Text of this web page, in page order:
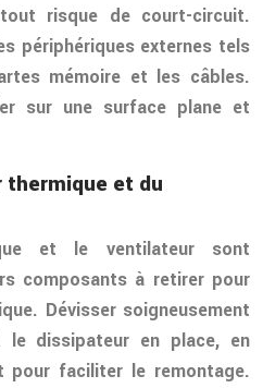
risque de court-circuit.
périphériques externes tels
mémoire et les câbles.
sur une surface plane et
et du
et le ventilateur sont
composants à retirer pour
Dévisser soigneusement
le dissipateur en place, en
pour faciliter le remontage.